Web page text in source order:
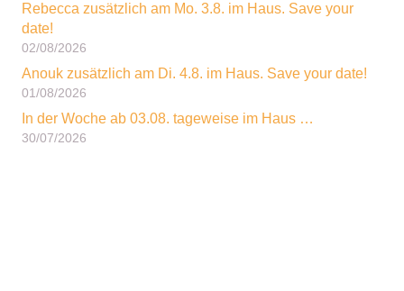
Rebecca zusätzlich am Mo. 3.8. im Haus. Save your
date!
02/08/2026
Anouk zusätzlich am Di. 4.8. im Haus. Save your date!
01/08/2026
In der Woche ab 03.08. tageweise im Haus …
30/07/2026